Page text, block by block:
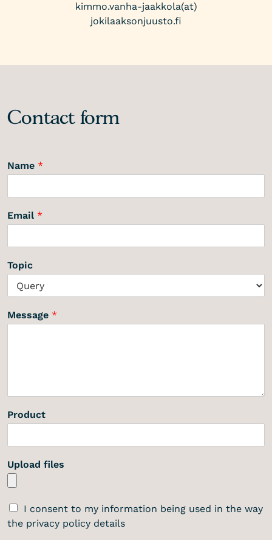
kimmo.vanha-jaakkola(at)
jokilaaksonjuusto.fi
Contact form
Name *
Email *
Topic
Message *
Product
Upload files
I consent to my information being used in the way
the privacy policy details